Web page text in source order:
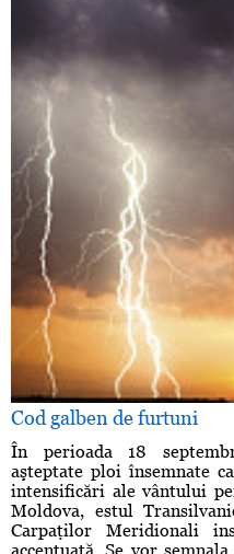
Cod galben de furtuni
În perioada 18
aşteptate ploi însemnate
intensificări ale vântului
Moldova, estul
Carpaţilor Meridionali